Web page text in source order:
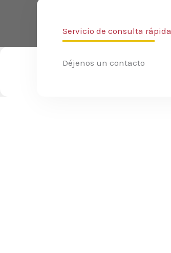
Servicio de consulta rápida
Déjenos un contacto